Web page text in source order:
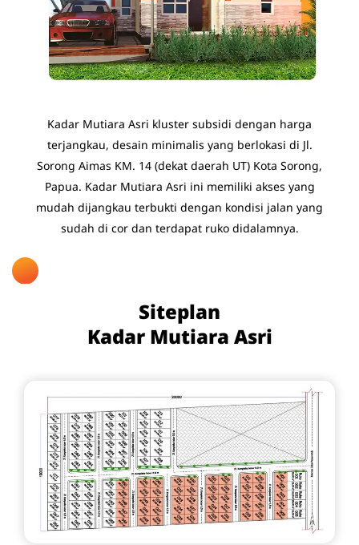
Kadar Mutiara Asri kluster subsidi dengan harga
terjangkau, desain minimalis yang berlokasi di Jl.
Sorong Aimas KM. 14 (dekat daerah UT) Kota Sorong,
Papua. Kadar Mutiara Asri ini memiliki akses yang
mudah dijangkau terbukti dengan kondisi jalan yang
sudah di cor dan terdapat ruko didalamnya.
Siteplan
Kadar Mutiara Asri